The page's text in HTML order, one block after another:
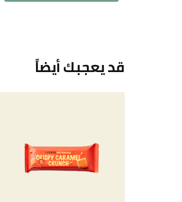
قد يعجبك أيضاً